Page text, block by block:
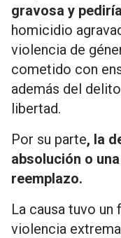
gravosa y
homicidio
violencia de
cometido con
además del
libertad.
Por su parte, la
absolución o
reemplazo.
La causa tuvo
violencia